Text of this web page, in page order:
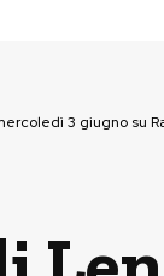
3 giugno su